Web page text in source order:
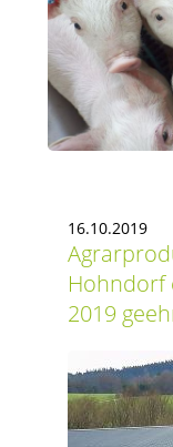
16.10.2019
Hohndorf
2019